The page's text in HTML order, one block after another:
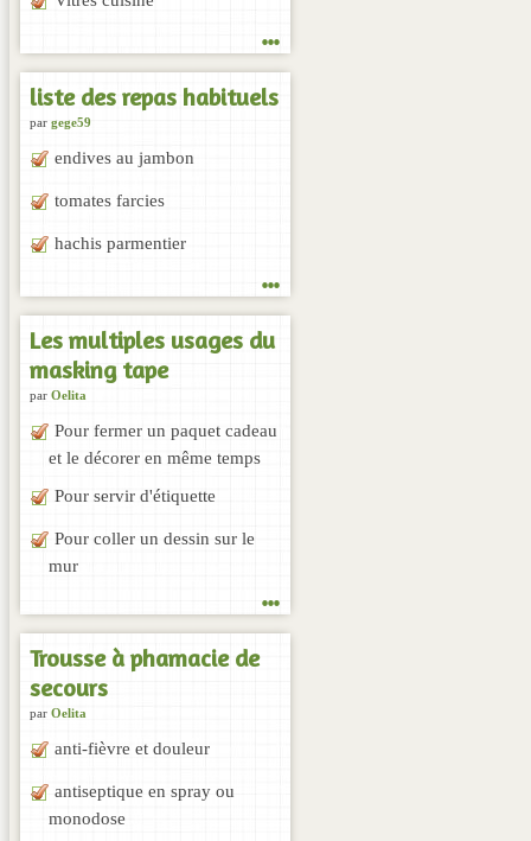
...
liste des repas habituels
par gege59
endives au jambon
tomates farcies
hachis parmentier
...
Les multiples usages du
masking tape
par Oelita
Pour fermer un paquet cadeau
et le décorer en même temps
Pour servir d'étiquette
Pour coller un dessin sur le
mur
...
Trousse à phamacie de
secours
par Oelita
anti-fièvre et douleur
antiseptique en spray ou
monodose